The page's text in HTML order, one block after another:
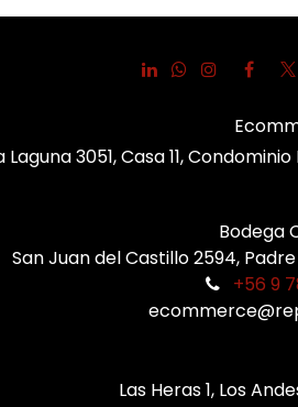
Laguna 3051, Casa 11,
Bodega
San Juan del Castillo 2594,
+56 9
Las Heras 1, Los